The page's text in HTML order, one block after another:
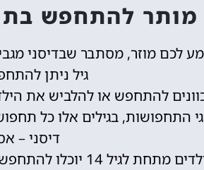
מותר להתחפש
לכם מוזר, מסתבר שבדיסני
גיל ניתן
התחפושות, בגילים אלו כל
דיסני –
מתחת לגיל 14 יוכלו להתחפש או להתלבש לדמויות האהובות שלהם.